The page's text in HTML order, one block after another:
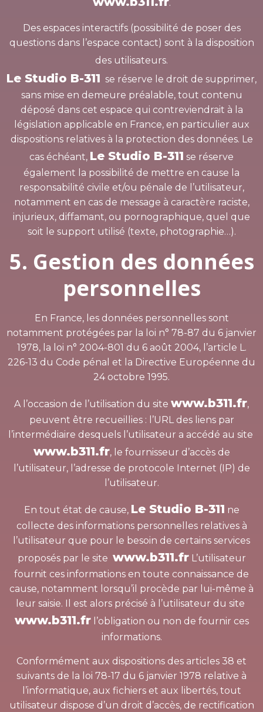
.
Des espaces interactifs (possibilité de poser des
questions dans l’espace contact) sont à la disposition
des utilisateurs.
Le Studio B-311 se réserve le droit de supprimer,
sans mise en demeure préalable, tout contenu
déposé dans cet espace qui contreviendrait à la
législation applicable en France, en particulier aux
dispositions relatives à la protection des données. Le
cas échéant, Le Studio B-311 se réserve
également la possibilité de mettre en cause la
responsabilité civile et/ou pénale de l’utilisateur,
notamment en cas de message à caractère raciste,
injurieux, diffamant, ou pornographique, quel que
soit le support utilisé (texte, photographie…).
5. Gestion des données
personnelles
En France, les données personnelles sont
notamment protégées par la loi n° 78-87 du 6 janvier
1978, la loi n° 2004-801 du 6 août 2004, l’article L.
226-13 du Code pénal et la Directive Européenne du
24 octobre 1995.
A l’occasion de l’utilisation du site www.b311.fr,
peuvent être recueillies : l’URL des liens par
l’intermédiaire desquels l’utilisateur a accédé au site
www.b311.fr, le fournisseur d’accès de
l’utilisateur, l’adresse de protocole Internet (IP) de
l’utilisateur.
En tout état de cause, Le Studio B-311 ne
collecte des informations personnelles relatives à
l’utilisateur que pour le besoin de certains services
proposés par le site www.b311.frL’utilisateur
fournit ces informations en toute connaissance de
cause, notamment lorsqu’il procède par lui-même à
leur saisie. Il est alors précisé à l’utilisateur du site
www.b311.frl’obligation ou non de fournir ces
informations.
Conformément aux dispositions des articles 38 et
suivants de la loi 78-17 du 6 janvier 1978 relative à
l’informatique, aux fichiers et aux libertés, tout
utilisateur dispose d’un droit d’accès, de rectification